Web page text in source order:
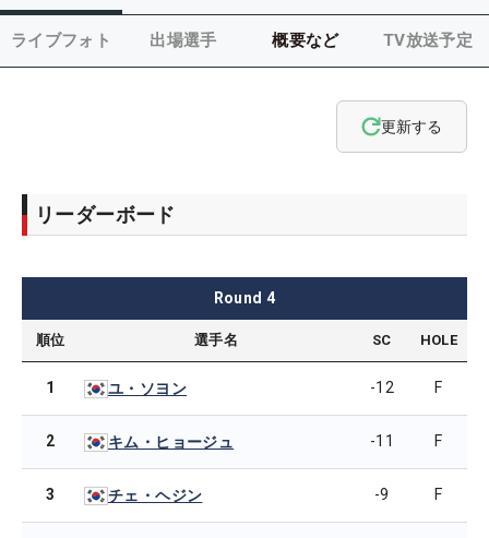
ライブフォト 出場選手 概要など TV放送予定
更新する
リーダーボード
Round 4
順位 選手名 SC HOLE
1 ユ・ソヨン -12 F
2 キム・ヒョージュ -11 F
3 チェ・ヘジン -9 F